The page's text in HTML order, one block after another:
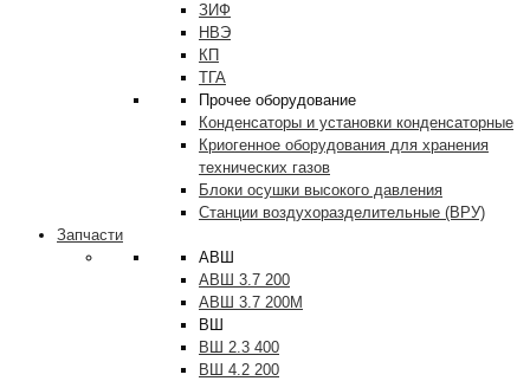
ЗИФ
НВЭ
КП
ТГА
Прочее оборудование
Конденсаторы и установки конденсаторные
Криогенное оборудования для хранения
технических газов
Блоки осушки высокого давления
Станции воздухоразделительные (ВРУ)
Запчасти
АВШ
АВШ 3.7 200
АВШ 3.7 200М
ВШ
ВШ 2.3 400
ВШ 4.2 200